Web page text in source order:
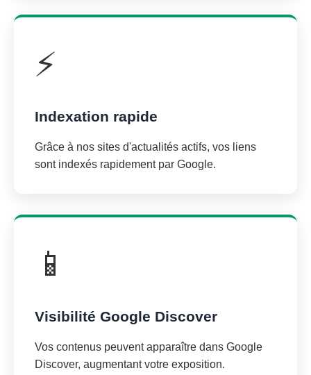
⚡
Indexation rapide
Grâce à nos sites d'actualités actifs, vos liens
sont indexés rapidement par Google.
📱
Visibilité Google Discover
Vos contenus peuvent apparaître dans Google
Discover, augmentant votre exposition.